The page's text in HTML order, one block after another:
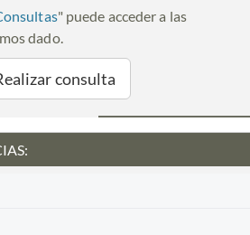
" puede acceder a las
dado.
consulta